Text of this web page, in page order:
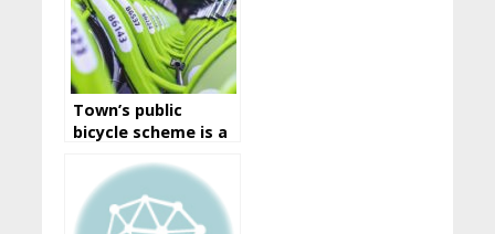
Town’s public
bicycle scheme is a
around the city